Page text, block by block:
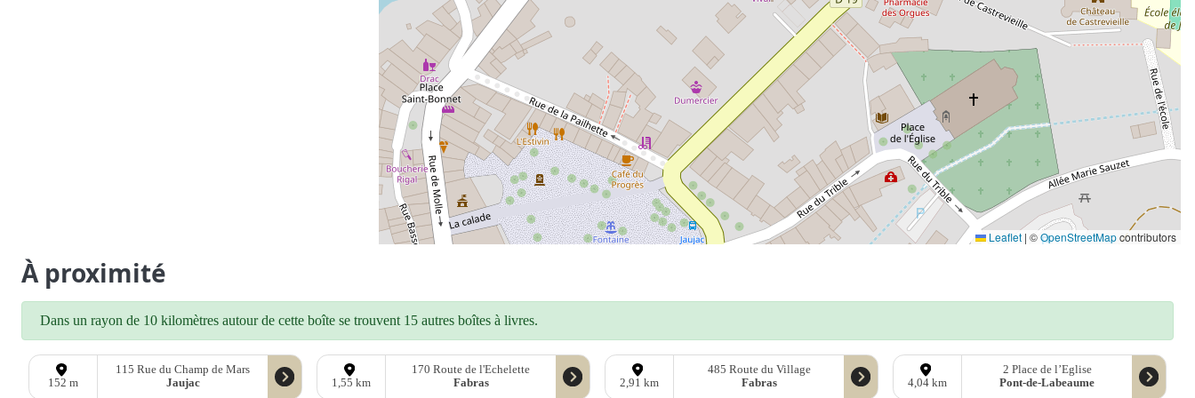
Leaflet | ©OpenStreetMapcontributors
À proximité
Dans un rayon de 10 kilomètres autour de cette boîte se trouvent 15 autres boîtes à livres.
152 m
115 Rue du Champ de Mars
Jaujac
1,55 km
170 Route de l'Echelette
Fabras
2,91 km
485 Route du Village
Fabras
4,04 km
2 Place de l’Eglise
Pont-de-Labeaume